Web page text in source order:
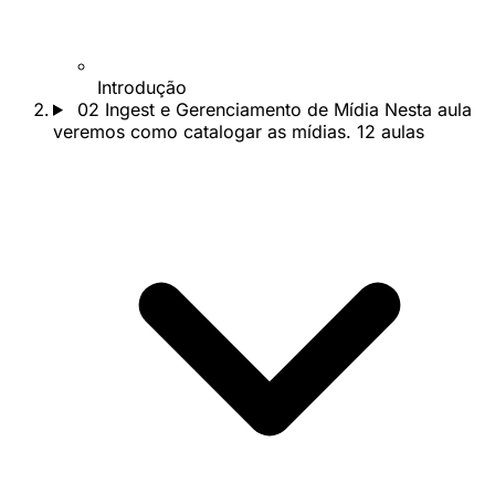
Introdução
02 Ingest e Gerenciamento de Mídia Nesta aula
veremos como catalogar as mídias. 12 aulas